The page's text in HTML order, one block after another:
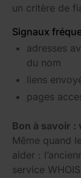
un critère de
Signaux
adresses
du nom
liens
pages
Bon à savoir :
Même quand
aider :
service